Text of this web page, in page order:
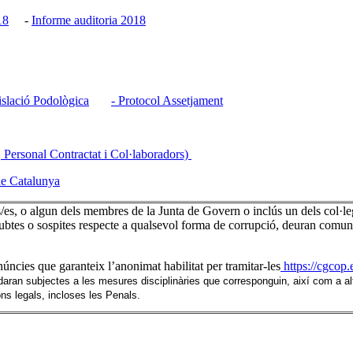
- Informe auditoria 2018
Podològica - Protocol Assetjament
Contractat i Col·laboradors)
Catalunya
o algun dels membres de la Junta de Govern o inclús un dels
o sospites respecte a qualsevol forma de corrupció, deuran
que garanteix l’anonimat habilitat per tramitar-les https://
subjectes a les mesures disciplinàries que corresponguin, així com a
legals, incloses les Penals.